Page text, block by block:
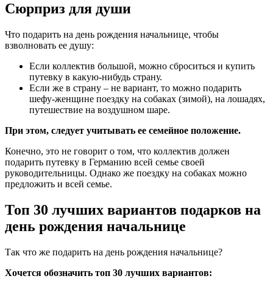
Сюрприз для души
Что подарить на день рождения начальнице, чтобы
взволновать ее душу:
Если коллектив большой, можно сброситься и купить
путевку в какую-нибудь страну.
Если же в страну – не вариант, то можно подарить
шефу-женщине поездку на собаках (зимой), на лошадях,
путешествие на воздушном шаре.
При этом, следует учитывать ее семейное положение.
Конечно, это не говорит о том, что коллектив должен
подарить путевку в Германию всей семье своей
руководительницы. Однако же поездку на собаках можно
предложить и всей семье.
Топ 30 лучших вариантов подарков на
день рождения начальнице
Так что же подарить на день рождения начальнице?
Хочется обозначить топ 30 лучших вариантов: